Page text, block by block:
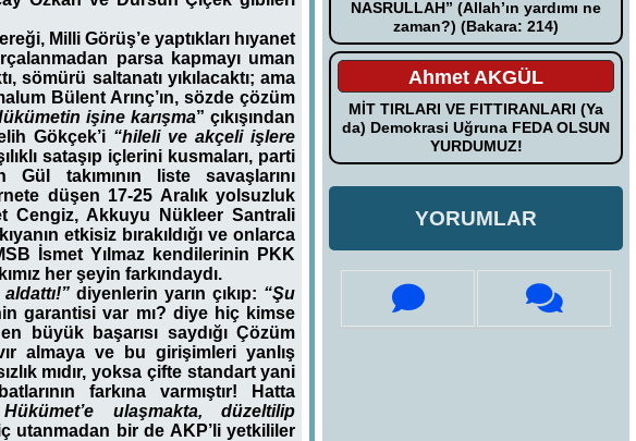
Milli Görüş’e yaptıkları hıyanet
parsa kapmayı uman
sömürü saltanatı yıkılacaktı; ama
Bülent Arınç’ın, sözde çözüm
işine karışma” çıkışından
Gökçek’i “hileli ve akçeli işlere
sataşıp içlerini kusmaları, parti
takımının liste savaşlarını
düşen 17-25 Aralık yolsuzluk
Cengiz, Akkuyu Nükleer Santrali
etkisiz bırakıldığı ve onlarca
İsmet Yılmaz kendilerinin PKK
her şeyin farkındaydı.
diyenlerin yarın çıkıp: “Şu
garantisi var mı? diye hiç kimse
büyük başarısı saydığı Çözüm
almaya ve bu girişimleri yanlış
mıdır, yoksa çifte standart yani
farkına varmıştır! Hatta
ulaşmakta, düzeltilip
utanmadan bir de AKP’li yetkililer
NASRULLAH” (Allah’ın yardımı ne
zaman?) (Bakara: 214)
Ahmet AKGÜL
MİT TIRLARI VE FITTIRANLARI (Ya
da) Demokrasi Uğruna FEDA OLSUN
YURDUMUZ!
YORUMLAR